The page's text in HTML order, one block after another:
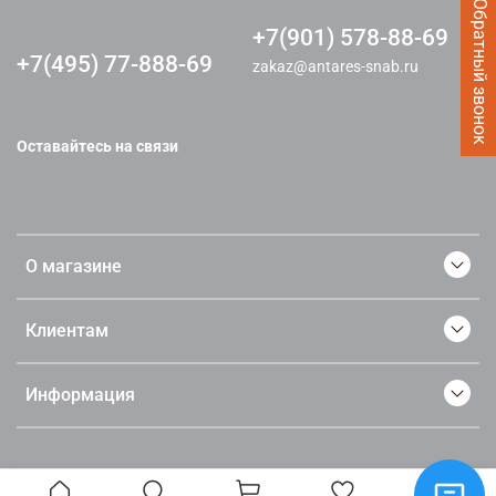
О магазине
Клиентам
Информация
+7(495) 77-888-69
+7(901) 578-88-69
zakaz@antares-snab.ru
Оставайтесь на связи